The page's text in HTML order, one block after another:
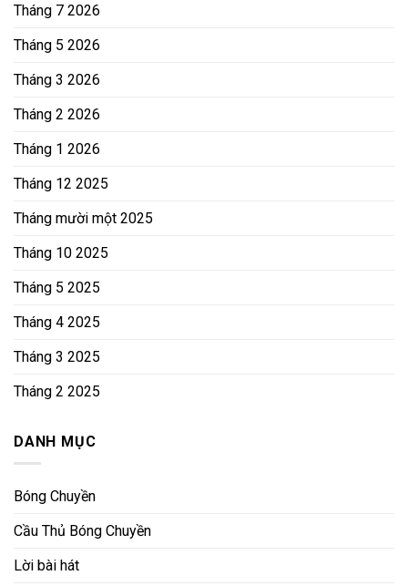
Tháng 7 2026
Tháng 5 2026
Tháng 3 2026
Tháng 2 2026
Tháng 1 2026
Tháng 12 2025
Tháng mười một 2025
Tháng 10 2025
Tháng 5 2025
Tháng 4 2025
Tháng 3 2025
Tháng 2 2025
DANH MỤC
Bóng Chuyền
Cầu Thủ Bóng Chuyền
Lời bài hát